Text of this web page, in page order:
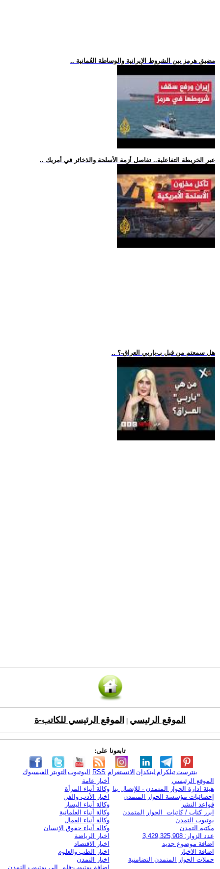
.. مضيق هرمز بين الشروط الإيرانية والوساطة العُمانية
.. عبر الخريطة التفاعلية.. تفاصل أزمة الأسلحة والذخائر في أمريك
.. هل سمعتم من قبل بـ-باربي العراق-؟
الموقع الرئيسي الموقع الرئيسي للكاتب-ة
تابعونا على:
الفيسبوك التويتر اليوتيوب RSS الانستغرام لينكدإن تيلكرامبنترست
الموقع الرئيسي
هيئة ادارة الحوار المتمدن - للإتصال بنا
إحصائيات مؤسسة الحوار المتمدن
قواعد النشر
ابرز كتاب / كاتبات الحوار المتمدن
يوتيوب التمدن
مكتبة التمدن
عدد الزوار: 3,429,325,908
اضافة موضوع جديد
اضافة الاخبار
حملات الحوار المتمدن التضامنية
أخبار عامة
وكالة أنباء المرأة
اخبار الأدب والفن
وكالة أنباء اليسار
وكالة أنباء العلمانية
وكالة أنباء العمال
وكالة أنباء حقوق الإنسان
اخبار الرياضة
اخبار الاقتصاد
اخبار الطب والعلوم
اخبار التمدن
إضافة يوتيوب-فلم إلى يوتيوب التمدن